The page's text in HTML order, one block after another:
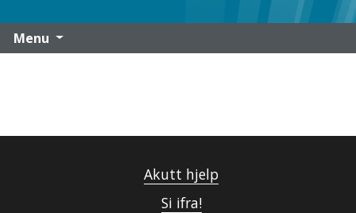
Menu
Akutt hjelp
Si ifra!